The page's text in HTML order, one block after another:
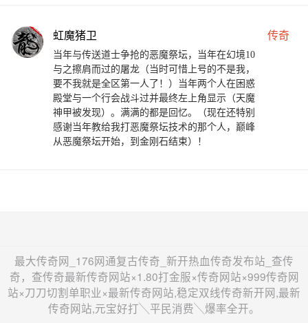
虹魔猪卫 传奇
当年与传送道士争抢的恶魔祭坛，当年在幻境10
与之擦肩而过的屠龙（当时可惜上号的不是我，
要不我就是全区第一人了！）当年两个人在困惑
殿堂与一个行会战斗过并最终左上角显示（天魔
神甲被发现）。满满的都是回忆。（现在还特别
感谢当年教给我打恶魔祭坛技术的那个人，巅峰
从恶魔祭坛开始，到金刚石结束）！
最大传奇网_176网通复古传奇_新开热血传奇发布站_查传
奇，查传奇最新传奇网站×1.80打金服×传奇网站×999传奇网
站×刀刀切割单职业×最新传奇网站,稳定双线传奇新开网,最新
传奇网站,元宝好打╲平民消费╲爆率全开。